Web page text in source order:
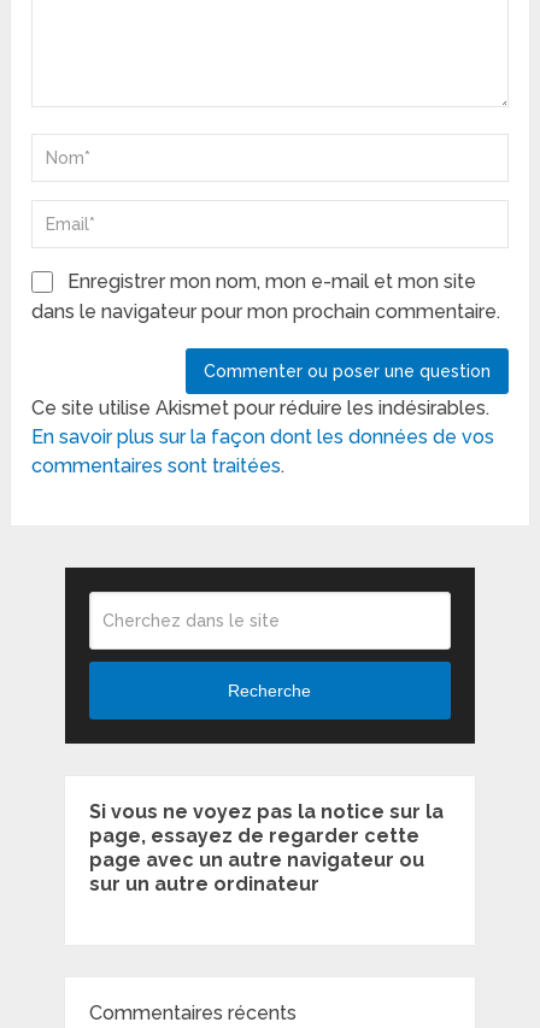
Enregistrer mon nom, mon e-mail et mon site
dans le navigateur pour mon prochain commentaire.
Ce site utilise Akismet pour réduire les indésirables.
En savoir plus sur la façon dont les données de vos
commentaires sont traitées.
Recherche
Si vous ne voyez pas la notice sur la
page, essayez de regarder cette
page avec un autre navigateur ou
sur un autre ordinateur
Commentaires récents